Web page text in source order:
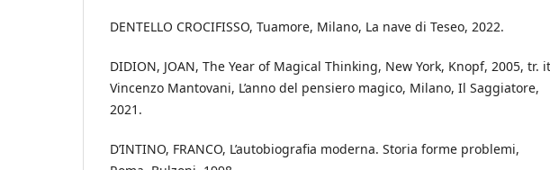
DENTELLO CROCIFISSO, Tuamore, Milano, La nave di Teseo, 2022.
DIDION, JOAN, The Year of Magical Thinking, New York, Knopf, 2005, tr.
Vincenzo Mantovani, L’anno del pensiero magico, Milano, Il Saggiatore,
2021.
D’INTINO, FRANCO, L’autobiografia moderna. Storia forme problemi,